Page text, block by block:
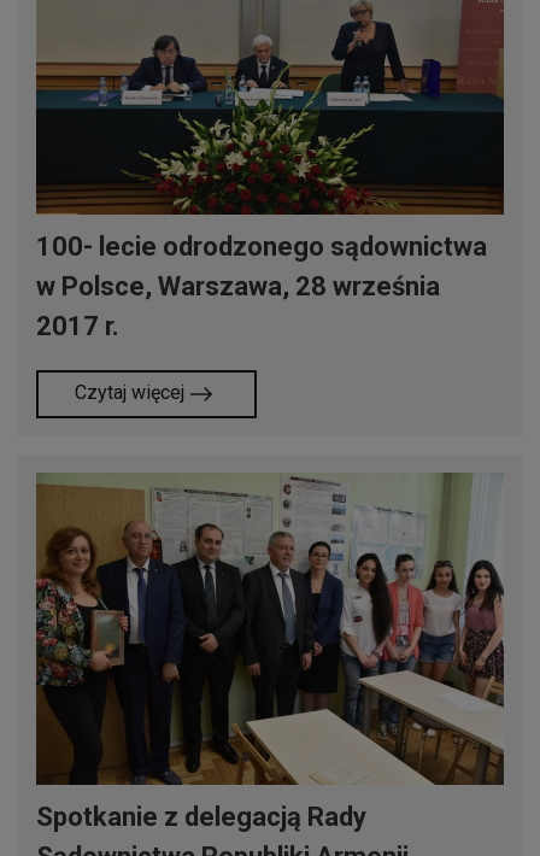
100- lecie odrodzonego sądownictwa
w Polsce, Warszawa, 28 września
2017 r.
Czytaj więcej
Spotkanie z delegacją Rady